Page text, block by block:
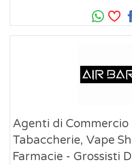
Agenti di Commercio
Tabaccherie, Vape
Farmacie - Grossisti